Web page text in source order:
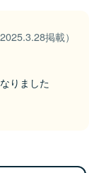
2025.3.28掲載）
りました